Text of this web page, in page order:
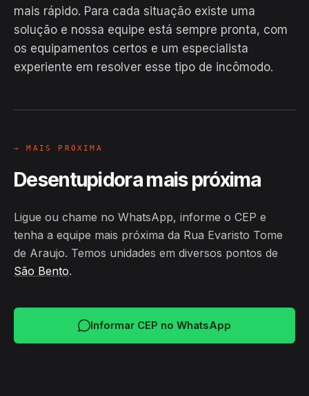
mais rápido. Para cada situação existe uma
solução e nossa equipe está sempre pronta, com
os equipamentos certos e um especialista
experiente em resolver esse tipo de incômodo.
EM CAMPO
Hiroshiro · Rua Evaristo Tome de
→ MAIS PRÓXIMA
Desentupidora mais próxima
Ligue ou chame no WhatsApp, informe o CEP e
tenha a equipe mais próxima da Rua Evaristo Tome
de Araujo. Temos unidades em diversos pontos de
São Bento.
Informar CEP no WhatsApp